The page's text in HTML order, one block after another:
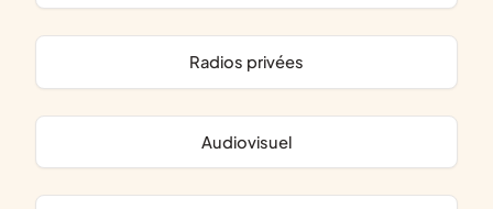
radios privées
audiovisuel